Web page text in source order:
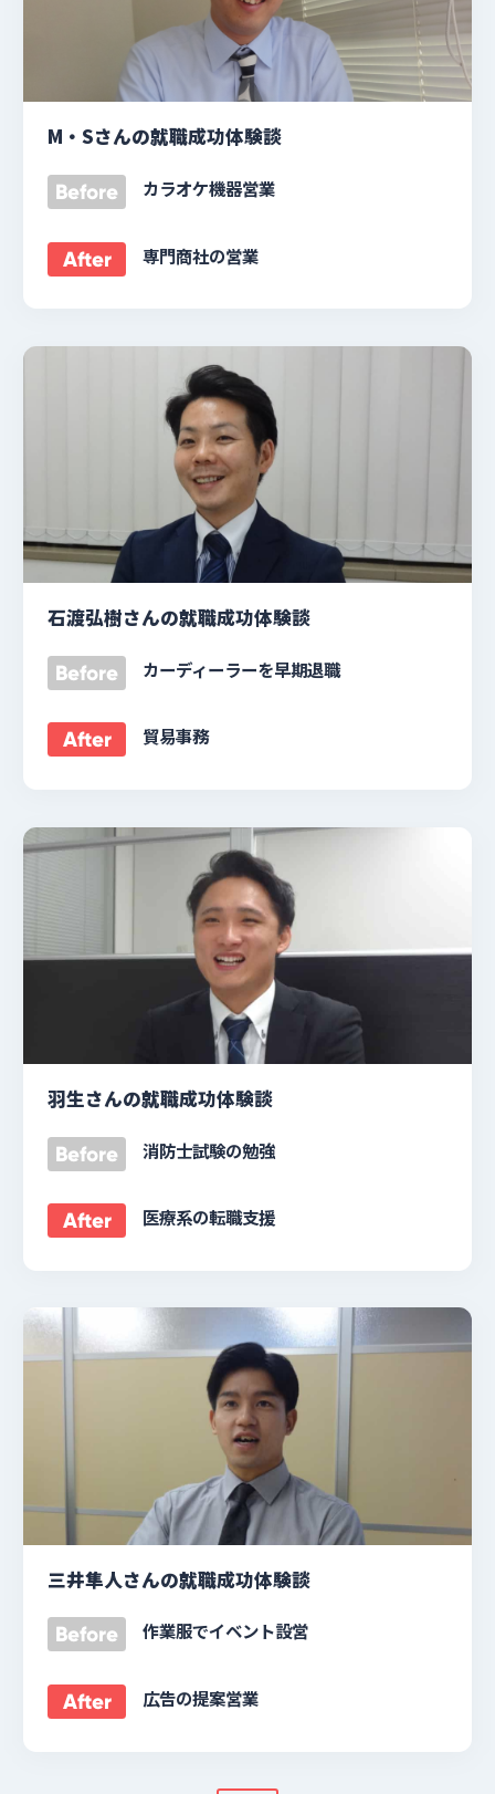
M・Sさんの就職成功体験談
Before カラオケ機器営業
After 専門商社の営業
石渡弘樹さんの就職成功体験談
Before カーディーラーを早期退職
After 貿易事務
羽生さんの就職成功体験談
Before 消防士試験の勉強
After 医療系の転職支援
三井隼人さんの就職成功体験談
Before 作業服でイベント設営
After 広告の提案営業